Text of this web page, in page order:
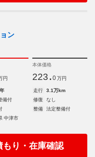
ン
円
本体価格
223. 0 万円
走行
3.1万km
備付 修復
なし
整備
法定整備付
中津市
もり・在庫確認